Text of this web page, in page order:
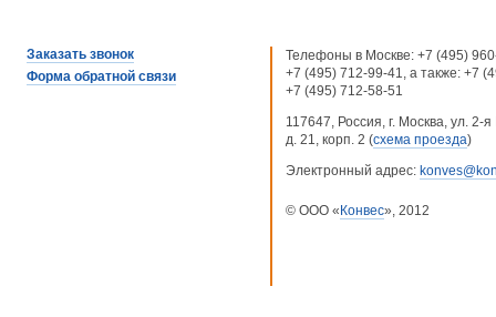
Заказать звонок
Форма обратной связи
Телефоны в Москве: +7 (495)
+7 (495) 712-99-41, а также: +7
+7 (495) 712-58-51
117647, Россия, г. Москва, ул. 2-
д. 21, корп. 2 (схема проезда)
Электронный адрес:
© ООО « Конвес», 2012